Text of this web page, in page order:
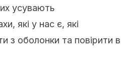
усувають
які у нас є, які
з оболонки та повірити в